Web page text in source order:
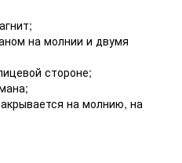
на молнии и двумя
стороне;
на молнию, на